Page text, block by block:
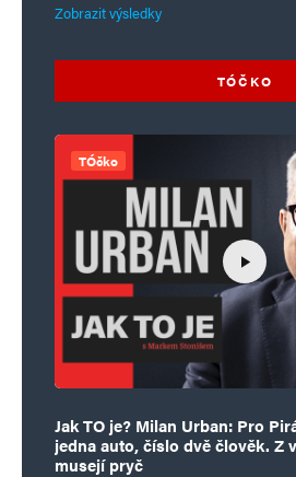
Zobrazit výsledky
TÓČKO
TÓčko
Jak TO je? Milan Urban: Pro
jedna auto, číslo dvě člověk. Z
musejí pryč